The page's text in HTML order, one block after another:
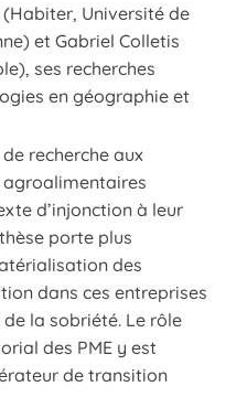
Université de
et Gabriel Colletis
ses recherches
en géographie et
recherche aux
d’injonction à leur
porte plus
des
dans ces entreprises
la sobriété. Le rôle
des PME y est
de transition